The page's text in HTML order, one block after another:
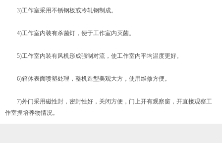
3)工作室采用不锈钢板或冷轧钢制成。
4)工作室内装有杀菌灯，便于工作室内灭菌。
5)工作室内装有风机形成强制对流，使工作室内平均温度更好。
6)箱体表面喷塑处理，整机造型美观大方，使用维修方便。
7)外门采用磁性封，密封性好，关闭方便，门上开有观察窗，开直接观察工
作室捏培养物情况。